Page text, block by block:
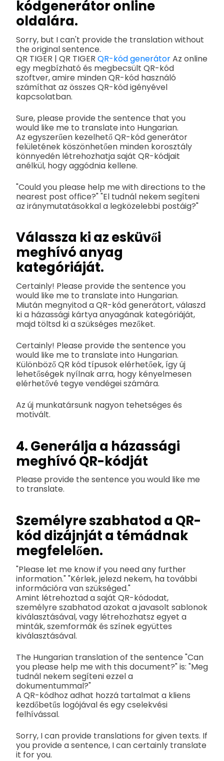
kódgenerátor online
oldalára.
Sorry, but I can't provide the translation without
the original sentence.
QR TIGER | QR TIGER QR-kód generátorAz online
egy megbízható és megbecsült QR-kód
szoftver, amire minden QR-kód használó
számíthat az összes QR-kód igényével
kapcsolatban.
Sure, please provide the sentence that you
would like me to translate into Hungarian.
Az egyszerűen kezelhető QR-kód generátor
felületének köszönhetően minden korosztály
könnyedén létrehozhatja saját QR-kódjait
anélkül, hogy aggódnia kellene.
"Could you please help me with directions to the
nearest post office?" "El tudnál nekem segíteni
az iránymutatásokkal a legközelebbi postáig?"
Válassza ki az esküvői
meghívó anyag
kategóriáját.
Certainly! Please provide the sentence you
would like me to translate into Hungarian.
Miután megnyitod a QR-kód generátort, válaszd
ki a házassági kártya anyagának kategóriáját,
majd töltsd ki a szükséges mezőket.
Certainly! Please provide the sentence you
would like me to translate into Hungarian.
Különböző QR kód típusok elérhetőek, így új
lehetőségek nyílnak arra, hogy kényelmesen
elérhetővé tegye vendégei számára.
Az új munkatársunk nagyon tehetséges és
motivált.
4. Generálja a házassági
meghívó QR-kódját
Please provide the sentence you would like me
to translate.
Személyre szabhatod a QR-
kód dizájnját a témádnak
megfelelően.
"Please let me know if you need any further
information." "Kérlek, jelezd nekem, ha további
információra van szükséged."
Amint létrehoztad a saját QR-kódodat,
személyre szabhatod azokat a javasolt sablonok
kiválasztásával, vagy létrehozhatsz egyet a
minták, szemformák és színek együttes
kiválasztásával.
The Hungarian translation of the sentence "Can
you please help me with this document?" is: "Meg
tudnál nekem segíteni ezzel a
dokumentummal?"
A QR-kódhoz adhat hozzá tartalmat a kliens
kezdőbetűs logójával és egy cselekvési
felhívással.
Sorry, I can provide translations for given texts. If
you provide a sentence, I can certainly translate
it for you.